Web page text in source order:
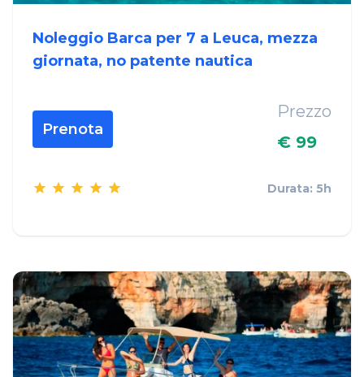
Noleggio Barca per 7 a Leuca, mezza
giornata, no patente nautica
Prenota
Prezzo
€ 99
Durata: 5h